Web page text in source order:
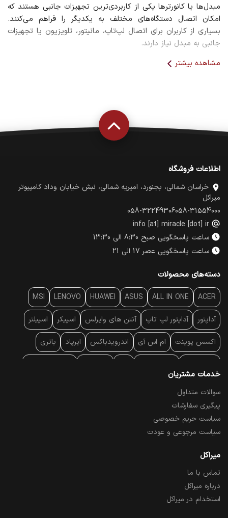
مبدل‌ها یا کانورترها یکی از کاربردی‌ترین تجهیزات جانبی هستند که
امکان اتصال دستگاه‌های مختلف به یکدیگر را فراهم می‌کنند.
بسیاری از کاربران برای اتصال لپ‌تاپ، مانیتور، تلویزیون یا تجهیزات
جانبی به مبدل نیاز دارند.
کاهش هزینه خرید دستگاه جدید
مشاهده بیشتر
اطلاعات فروشگاه
خراسان شمالی، بجنورد، امیریه شمالی، نبش خیابان وداد کامپیوتر
میراکل
058-31554000
058-32249306
info [at] miracle [dot] ir
ساعت پاسخگویی صبح 8:30 الی 13:30
ساعت پاسخگویی عصر 17 الی 21
دسته‌های محصولات
ACER
ALL IN ONE
ASUS
HUAWEI
LENOVO
MSI
آداپتور آداپتور لپ تاپ آنتن‌ های وایرلس اسپیکر اسپیلتر
اکسس پوینت ام اس آی اندرویدباکس ایرپاد باتری
پایه سقفی
پرده نمایش
تبلت و موبایل تجهیزات پسیو شبکه
تلویزیون
درایو نوری
دستگاه ضبط تصاویر
خدمات مشتریان
سوالات متداول
پیگیری سفارشات
سیاست حریم خصوصی
سیاست مرجوعی و عودت
میراکل
تماس با ما
درباره میراکل
استخدام در میراکل